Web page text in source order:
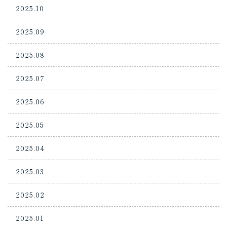
2025.10
2025.09
2025.08
2025.07
2025.06
2025.05
2025.04
2025.03
2025.02
2025.01